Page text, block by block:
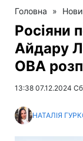
Головна »
Росіяни
Айдару
ОВА
13:38 07.12.2024 Сб
НАТАЛІЯ